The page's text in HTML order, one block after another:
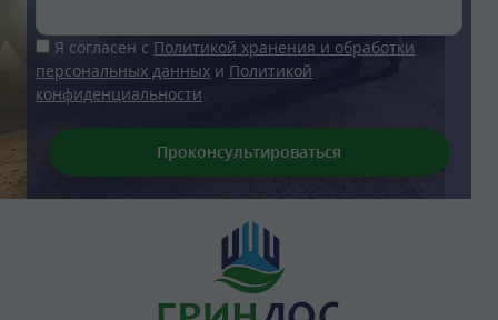
Я согласен с Политикой хранения и обработки
персональных данных и Политикой
конфиденциальности